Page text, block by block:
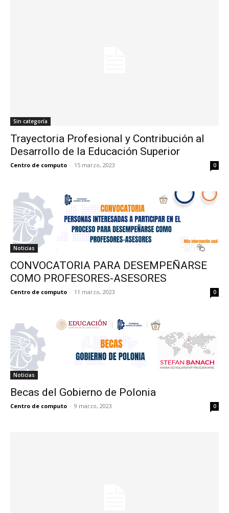
Sin categoría
Trayectoria Profesional y Contribución al
Desarrollo de la Educación Superior
Centro de computo - 15 marzo, 2023 0
Noticias
CONVOCATORIA PARA DESEMPEÑARSE
COMO PROFESORES-ASESORES
Centro de computo - 11 marzo, 2023 0
Noticias
Becas del Gobierno de Polonia
Centro de computo - 9 marzo, 2023 0